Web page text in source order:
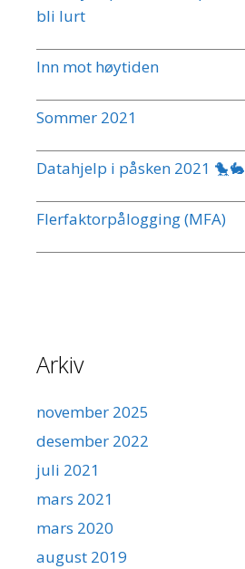
bli lurt
Inn mot høytiden
Sommer 2021
Datahjelp i påsken 2021 🐤🐇
Flerfaktorpålogging (MFA)
Arkiv
november 2025
desember 2022
juli 2021
mars 2021
mars 2020
august 2019